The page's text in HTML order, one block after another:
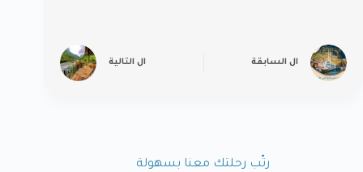
ال السابقة ال التالية
رتّب رحلتك معنا بسهولة